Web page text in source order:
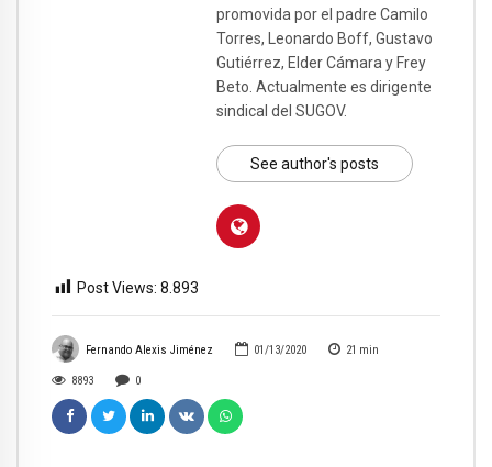
Fernando Alexis Jiménez 01/13/2020 21 min
8893 0
promovida por el padre Camilo
Torres, Leonardo Boff, Gustavo
Gutiérrez, Elder Cámara y Frey
Beto. Actualmente es dirigente
sindical del SUGOV.
See author's posts
Post Views: 8.893